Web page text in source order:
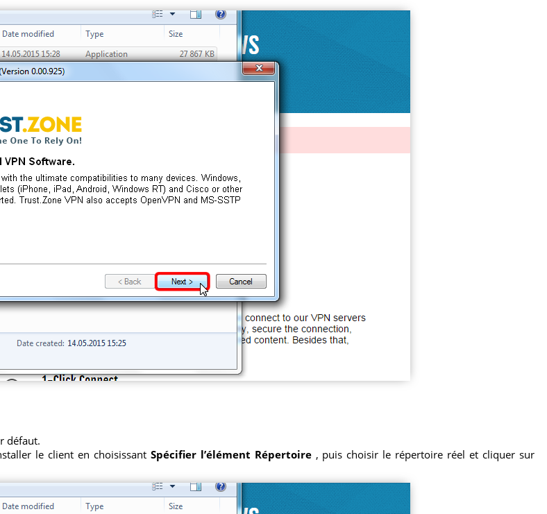
défaut.
le client en choisissant Spécifier l’élément Répertoire, puis choisir le répertoire réel et cliquer sur